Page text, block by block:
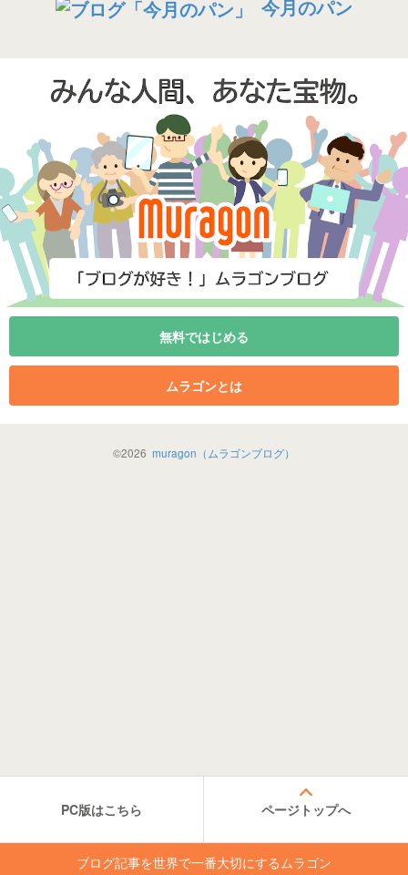
今月のパン
無料ではじめる
ムラゴンとは
©2026 muragon（ムラゴンブログ）
PC版はこちら ページトップへ
ブログ記事を世界で一番大切にするムラゴン